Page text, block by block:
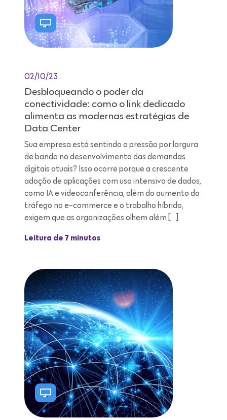
02/10/23
Desbloqueando o poder da
conectividade: como o link dedicado
alimenta as modernas estratégias de
Data Center
Sua empresa está sentindo a pressão por largura
de banda no desenvolvimento das demandas
digitais atuais? Isso ocorre porque a crescente
adoção de aplicações com uso intensivo de dados,
como IA e videoconferência, além do aumento do
tráfego no e-commerce e o trabalho híbrido,
exigem que as organizações olhem além […]
Leitura de 7 minutos